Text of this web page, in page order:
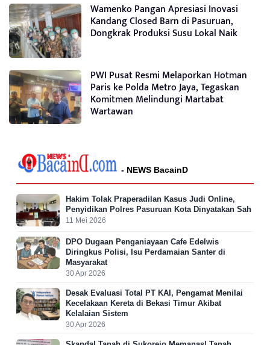
Wamenko Pangan Apresiasi Inovasi
Kandang Closed Barn di Pasuruan,
Dongkrak Produksi Susu Lokal Naik
PWI Pusat Resmi Melaporkan Hotman
Paris ke Polda Metro Jaya, Tegaskan
Komitmen Melindungi Martabat
Wartawan
- NEWS BacainD
Hakim Tolak Praperadilan Kasus Judi Online,
Penyidikan Polres Pasuruan Kota Dinyatakan Sah
11 Mei 2026
DPO Dugaan Penganiayaan Cafe Edelwis
Diringkus Polisi, Isu Perdamaian Santer di
Masyarakat
30 Apr 2026
Desak Evaluasi Total PT KAI, Pengamat Menilai
Kecelakaan Kereta di Bekasi Timur Akibat
Kelalaian Sistem
30 Apr 2026